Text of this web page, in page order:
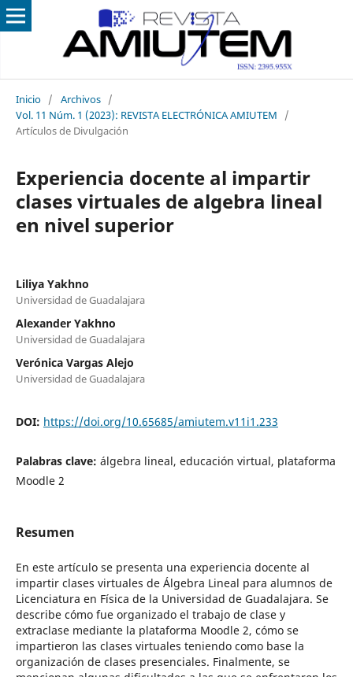
Inicio / Archivos /
Vol. 11 Núm. 1 (2023): REVISTA ELECTRÓNICA AMIUTEM
/
Artículos de Divulgación
Experiencia docente al impartir
clases virtuales de algebra lineal
en nivel superior
Liliya Yakhno
Universidad de Guadalajara
Alexander Yakhno
Universidad de Guadalajara
Verónica Vargas Alejo
Universidad de Guadalajara
DOI: https://doi.org/10.65685/amiutem.v11i1.233
Palabras clave: álgebra lineal, educación virtual, plataforma
Moodle 2
Resumen
En este artículo se presenta una experiencia docente al
impartir clases virtuales de Álgebra Lineal para alumnos de
Licenciatura en Física de la Universidad de Guadalajara. Se
describe cómo fue organizado el trabajo de clase y
extraclase mediante la plataforma Moodle 2, cómo se
impartieron las clases virtuales teniendo como base la
organización de clases presenciales. Finalmente, se